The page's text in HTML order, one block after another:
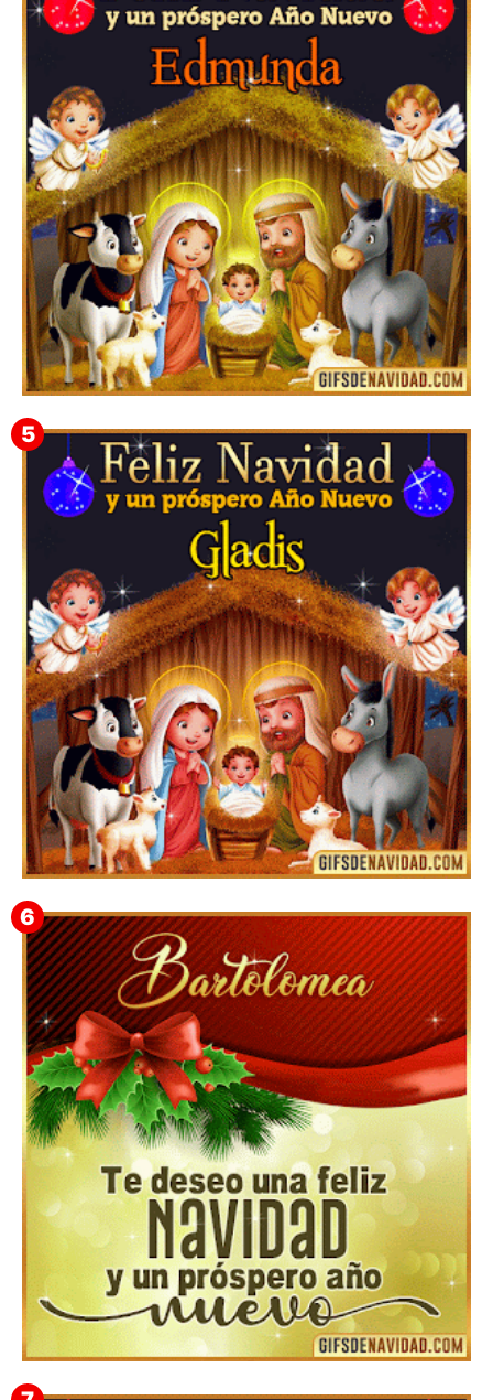
Te deseo una Feliz Navidad Barsimea
Feliz Navidad y próspero Año Nuevo Edmunda
Feliz Navidad y próspero Año Nuevo Gladis